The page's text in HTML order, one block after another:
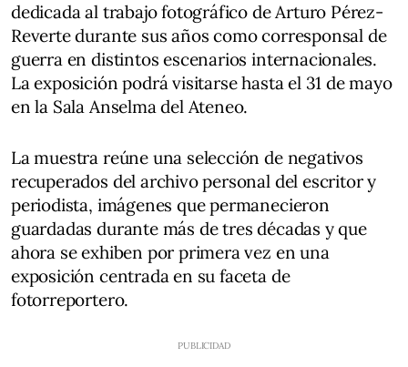
dedicada al trabajo fotográfico de Arturo Pérez-
Reverte durante sus años como corresponsal de
guerra en distintos escenarios internacionales.
La exposición podrá visitarse hasta el 31 de mayo
en la Sala Anselma del Ateneo.
La muestra reúne una selección de negativos
recuperados del archivo personal del escritor y
periodista, imágenes que permanecieron
guardadas durante más de tres décadas y que
ahora se exhiben por primera vez en una
exposición centrada en su faceta de
fotorreportero.